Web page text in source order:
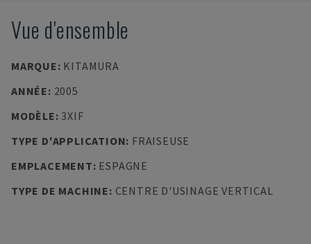
Vue d'ensemble
MARQUE: KITAMURA
ANNÉE: 2005
MODÈLE: 3XIF
TYPE D'APPLICATION: FRAISEUSE
EMPLACEMENT: ESPAGNE
TYPE DE MACHINE: CENTRE D'USINAGE VERTICAL